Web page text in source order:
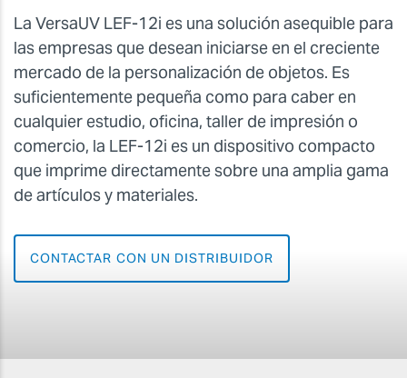
La VersaUV LEF-12i es una solución asequible para
las empresas que desean iniciarse en el creciente
mercado de la personalización de objetos. Es
suficientemente pequeña como para caber en
cualquier estudio, oficina, taller de impresión o
comercio, la LEF-12i es un dispositivo compacto
que imprime directamente sobre una amplia gama
de artículos y materiales.
CONTACTAR CON UN DISTRIBUIDOR